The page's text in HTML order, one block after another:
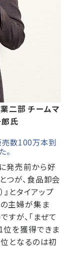
二部 チームマ
氏
数100万本到
。
発売前から好
つが、食品卸会
とタイアップ
主婦が集ま
すが、「まぜて
位を獲得できま
となるのは初